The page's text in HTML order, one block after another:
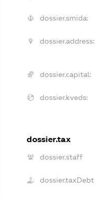
dossier.smida:
dossier.address:
dossier.capital:
dossier.kveds:
dossier.tax
dossier.staff
dossier.taxDebt